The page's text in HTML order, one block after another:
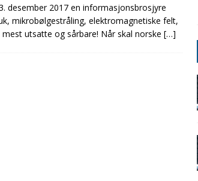
desember 2017 en informasjonsbrosjyre
mikrobølgestråling, elektromagnetiske felt,
mest utsatte og sårbare! Når skal norske […]